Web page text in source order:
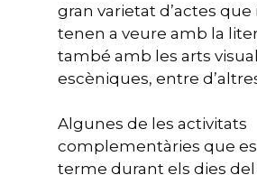
gran varietat d’actes
tenen a veure amb la
també amb les arts
escèniques, entre
Algunes de les activitats
complementàries que
terme durant els dies del